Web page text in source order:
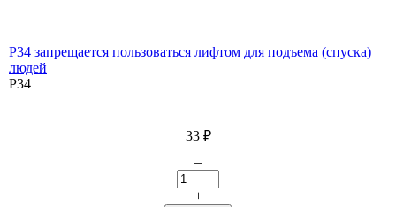
P34 запрещается пользоваться лифтом для подъема (спуска)
людей
P34
33 ₽
–
+